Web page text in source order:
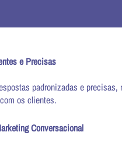
e Precisas
padronizadas e precisas,
os clientes.
Conversacional